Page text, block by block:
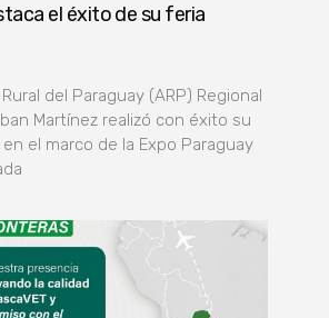
el éxito de su feria
del Paraguay (ARP) Regional
Martínez realizó con éxito su
el marco de la Expo Paraguay